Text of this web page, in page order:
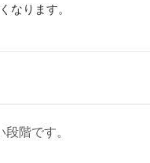
なります。
階です。